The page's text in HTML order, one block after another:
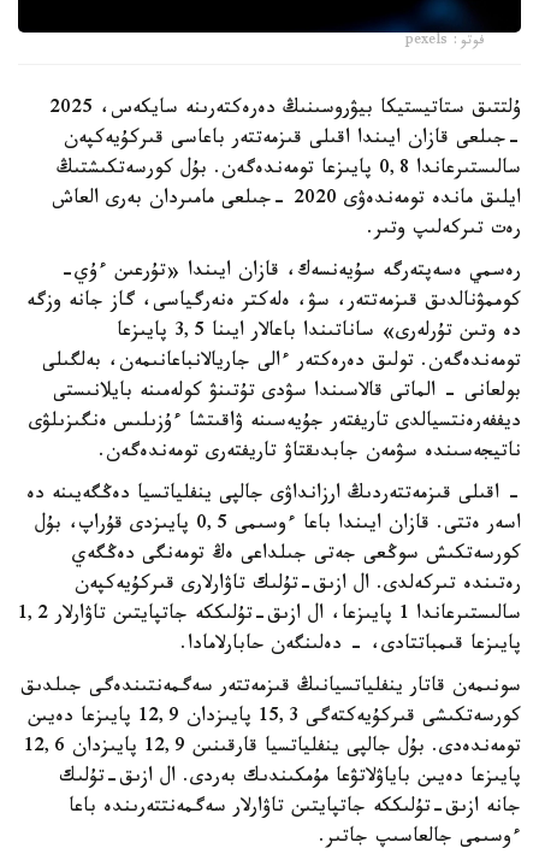
فوتو: pexels
ۇلتتىق ستاتيستيكا بيۋروسىنىڭ دەرەكتەرىنە سايكەس، 2025
-جىلعى قازان ايىندا اقىلى قىزمەتتەر باعاسى قىركۇيەكپەن
سالىستىرعاندا 0,8 پايىزعا تومەندەگەن. بۇل كورسەتكىشتىڭ
ايلىق ماندە تومەندەۋى 2020 -جىلعى مامىردان بەرى العاش
رەت تىركەلىپ وتىر.
رەسمي ەسەپتەرگە سۇيەنسەك، قازان ايىندا «تۇرعىن ءۇي-
كوممۋنالدىق قىزمەتتەر، سۋ، ەلەكتر ەنەرگياسى، گاز جانە وزگە
دە وتىن تۇرلەرى» ساناتىندا باعالار ايىنا 3,5 پايىزعا
تومەندەگەن. تولىق دەرەكتەر ءالى جاريالانباعانىمەن، بەلگىلى
بولعانى - الماتى قالاسىندا سۋدى تۇتىنۋ كولەمىنە بايلانىستى
ديففەرەنتسيالدى تاريفتەر جۇيەسىنە ۋاقىتشا ءۇزىلىس ەنگىزىلۋى
ناتيجەسىندە سۋمەن جابدىقتاۋ تاريفتەرى تومەندەگەن.
- اقىلى قىزمەتتەردىڭ ارزانداۋى جالپى ينفلياتسيا دەڭگەيىنە دە
اسەر ەتتى. قازان ايىندا باعا ءوسىمى 0,5 پايىزدى قۇراپ، بۇل
كورسەتكىش سوڭعى جەتى جىلداعى ەڭ تومەنگى دەڭگەي
رەتىندە تىركەلدى. ال ازىق-تۇلىك تاۋارلارى قىركۇيەكپەن
سالىستىرعاندا 1 پايىزعا، ال ازىق-تۇلىككە جاتپايتىن تاۋارلار 1,2
پايىزعا قىمباتتادى، - دەلىنگەن حابارلامادا.
سونىمەن قاتار ينفلياتسيانىڭ قىزمەتتەر سەگمەنتىندەگى جىلدىق
كورسەتكىشى قىركۇيەكتەگى 15,3 پايىزدان 12,9 پايىزعا دەيىن
تومەندەدى. بۇل جالپى ينفلياتسيا قارقىنىن 12,9 پايىزدان 12,6
پايىزعا دەيىن باياۋلاتۋعا مۇمكىندىك بەردى. ال ازىق-تۇلىك
جانە ازىق-تۇلىككە جاتپايتىن تاۋارلار سەگمەنتتەرىندە باعا
ءوسىمى جالعاسىپ جاتىر.